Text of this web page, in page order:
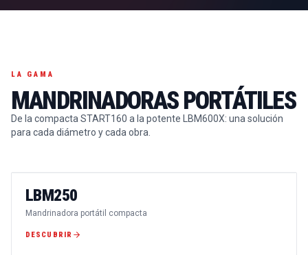
LA GAMA
MANDRINADORAS PORTÁTILES
De la compacta START160 a la potente LBM600X: una solución
para cada diámetro y cada obra.
LBM250
Mandrinadora portátil compacta
DESCUBRIR